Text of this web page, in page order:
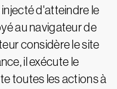
d'atteindre le
au navigateur de
considère le site
il exécute le
toutes les actions à